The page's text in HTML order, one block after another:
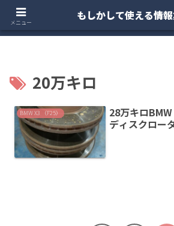
ホーム
20万キロ
BMW X3 （F25）
28万キロ
ディスクロー
メニュー
もしかして使える情